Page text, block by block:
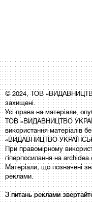
© 2024, ТОВ
захищені.
Усі права на матеріали,
ТОВ «ВИДАВНИЦТВО
використання матеріалів
«ВИДАВНИЦТВО
При правомірному
гіперпосилання на
Матеріали, що позначені
реклами.
З питань реклами